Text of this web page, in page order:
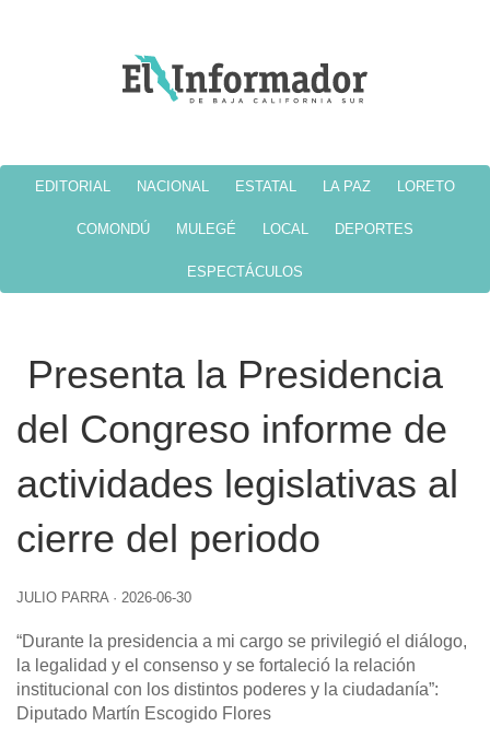
EDITORIAL NACIONAL ESTATAL LA PAZ LORETO
COMONDÚ MULEGÉ LOCAL DEPORTES
ESPECTÁCULOS
Presenta la Presidencia
del Congreso informe de
actividades legislativas al
cierre del periodo
JULIO PARRA · 2026-06-30
“Durante la presidencia a mi cargo se privilegió el diálogo,
la legalidad y el consenso y se fortaleció la relación
institucional con los distintos poderes y la ciudadanía”:
Diputado Martín Escogido Flores